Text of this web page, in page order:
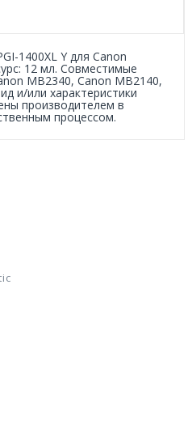
1400XL Y для Canon
12 мл. Совместимые
MB2340, Canon MB2140,
и/или характеристики
производителем в
процессом.